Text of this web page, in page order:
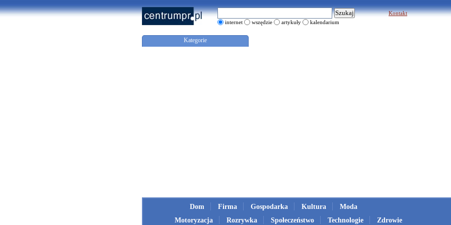
internet wszędzie artykuły kalendarium
Kontakt
Kategorie
Dom Firma Gospodarka Kultura
Moda
Motoryzacja
Rozrywka Społeczeństwo Technologie Zdrowie